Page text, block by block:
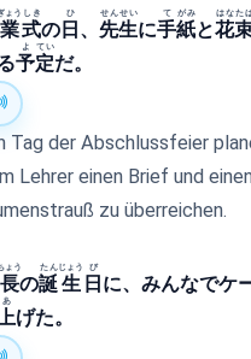
業
ょう
式
しき
の日
ひ
、 先
せん
生
せい
に手
て
紙
がみ
と花
はなた
予
よ
定
てい
だ。
Tag der Abschlussfeier
Lehrer einen Brief und
zu überreichen.
長
ょう
の誕
たん
生
じょう
日
び
に、みんなでケ
上
あ
げた。